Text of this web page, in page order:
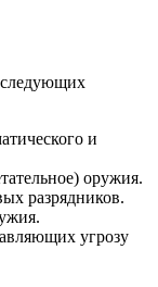
и
оружия.
разрядников.
угрозу